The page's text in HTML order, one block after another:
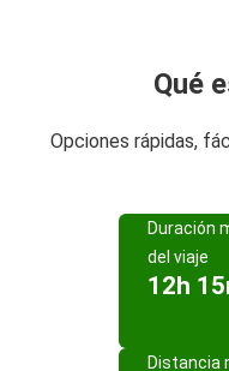
Qué
Opciones rápidas,
Duración
del viaje
12h
Distancia